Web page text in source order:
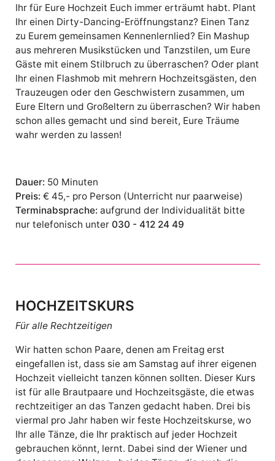
Ihr für Eure Hochzeit Euch immer erträumt habt. Plant
Ihr einen Dirty-Dancing-Eröffnungstanz? Einen Tanz
zu Eurem gemeinsamen Kennenlernlied? Ein Mashup
aus mehreren Musikstücken und Tanzstilen, um Eure
Gäste mit einem Stilbruch zu überraschen? Oder plant
Ihr einen Flashmob mit mehrern Hochzeitsgästen, den
Trauzeugen oder den Geschwistern zusammen, um
Eure Eltern und Großeltern zu überraschen? Wir haben
schon alles gemacht und sind bereit, Eure Träume
wahr werden zu lassen!
Dauer: 50 Minuten
Preis: € 45,- pro Person (Unterricht nur paarweise)
Terminabsprache: aufgrund der Individualität bitte
nur telefonisch unter 030 - 412 24 49
HOCHZEITSKURS
Für alle Rechtzeitigen
Wir hatten schon Paare, denen am Freitag erst
eingefallen ist, dass sie am Samstag auf ihrer eigenen
Hochzeit vielleicht tanzen können sollten. Dieser Kurs
ist für alle Brautpaare und Hochzeitsgäste, die etwas
rechtzeitiger an das Tanzen gedacht haben. Drei bis
viermal pro Jahr haben wir feste Hochzeitskurse, wo
Ihr alle Tänze, die Ihr praktisch auf jeder Hochzeit
gebrauchen könnt, lernt. Dabei sind der Wiener und